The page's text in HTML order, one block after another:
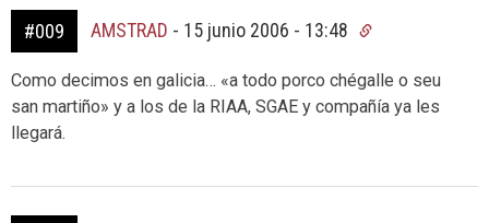
#009 AMSTRAD - 15 junio 2006 - 13:48
Como decimos en galicia… «a todo porco chégalle o seu
san martiño» y a los de la RIAA, SGAE y compañía ya les
llegará.